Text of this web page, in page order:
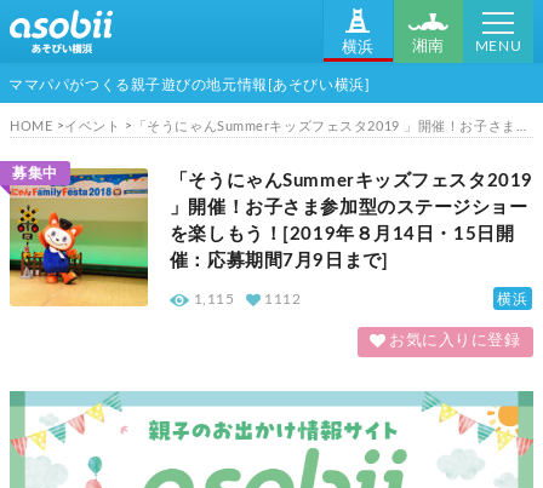
横浜 湘南 MENU
ママパパがつくる親子遊びの地元情報[あそびい横浜]
HOME イベント 「そうにゃんSummerキッズフェスタ2019 」開催！お子さま参加型のステージショーを楽しもう！[2019年８月14日・15日開催：応募期間7月9日まで]
募集中
「そうにゃんSummerキッズフェスタ2019
」開催！お子さま参加型のステージショー
を楽しもう！[2019年８月14日・15日開
催：応募期間7月9日まで]
横浜
1,115 1112
お気に入りに登録